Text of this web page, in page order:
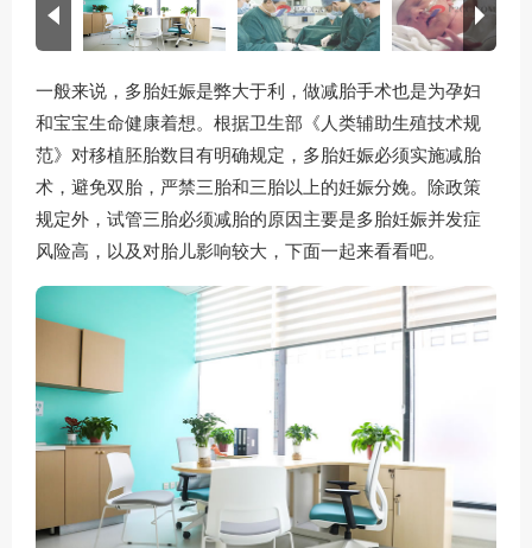
一般来说，多胎妊娠是弊大于利，做减胎手术也是为孕妇
和宝宝生命健康着想。根据卫生部《人类辅助生殖技术规
范》对移植胚胎数目有明确规定，多胎妊娠必须实施减胎
术，避免双胎，严禁三胎和三胎以上的妊娠分娩。除政策
规定外，试管三胎必须减胎的原因主要是多胎妊娠并发症
风险高，以及对胎儿影响较大，下面一起来看看吧。